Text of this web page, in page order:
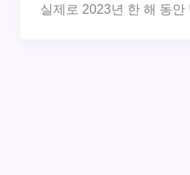
실제로 2023년 한 해 동